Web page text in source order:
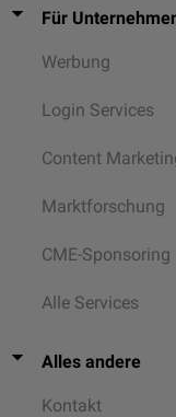
Für
Werbung
Login Services
Content
Marktforschung
CME-Sponsoring
Alle Services
Alles andere
Kontakt